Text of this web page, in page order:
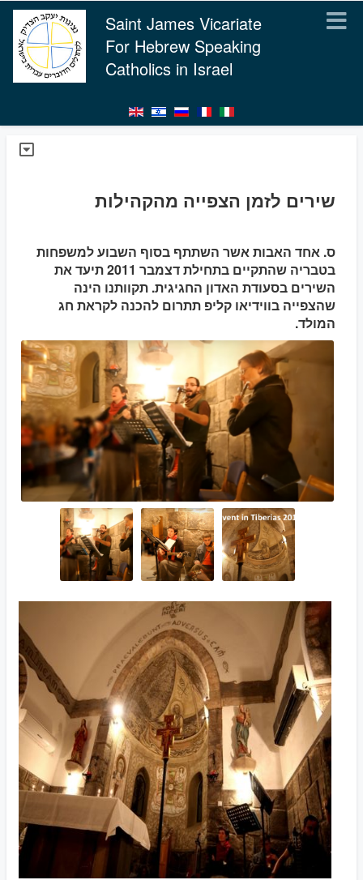
Saint James Vicariate
For Hebrew Speaking
Catholics in Israel
שירים לזמן הצפייה מהקהילות
ס. אחד האבות אשר השתתף בסוף השבוע למשפחות
בטבריה שהתקיים בתחילת דצמבר 2011 תיעד את
השירים בסעודת האדון החגיגית. תקוותנו הינה
שהצפייה בווידיאו קליפ תתרום להכנה לקראת חג
המולד.